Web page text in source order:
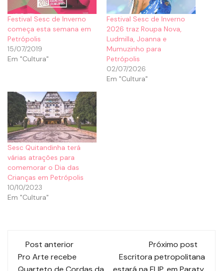
Festival Sesc de Inverno
começa esta semana em
Petrópolis
15/07/2019
Em "Cultura"
Festival Sesc de Inverno
2026 traz Roupa Nova,
Ludmilla, Joanna e
Mumuzinho para
Petrópolis
02/07/2026
Em "Cultura"
Sesc Quitandinha terá
várias atrações para
comemorar o Dia das
Crianças em Petrópolis
10/10/2023
Em "Cultura"
Post anterior
Pro Arte recebe
Próximo post
Escritora petropolitana